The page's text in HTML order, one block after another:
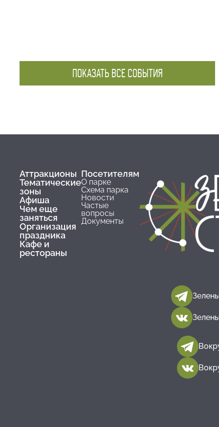
ПОКАЗАТЬ ВСЕ СОБЫТИЯ
Аттракционы
Тематические
зоны
Афиша
Чем еще
заняться
Организация
праздника
Кафе и
рестораны
Посетителям
О парке
Схема парка
Новости
Частые
вопросы
Документы